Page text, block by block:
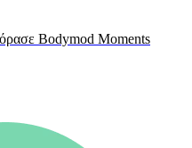
Bodymod Moments